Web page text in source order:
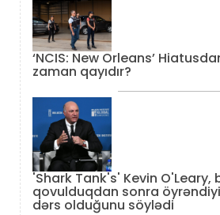
‘NCIS: New Orleans’
zaman qayıdır?
'Shark Tank's' Kevin O'Leary,
qovulduqdan sonra
dərs olduğunu söylədi